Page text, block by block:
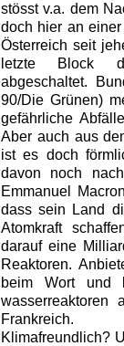
stösst v.a. dem
doch hier an
Österreich seit
letzte Block
abgeschaltet.
90/Die Grünen)
gefährliche
Aber auch aus
ist es doch
davon noch
Emmanuel
dass sein Land
Atomkraft
darauf eine
Reaktoren.
beim Wort und
Frankreich.
Klimafreundlich?